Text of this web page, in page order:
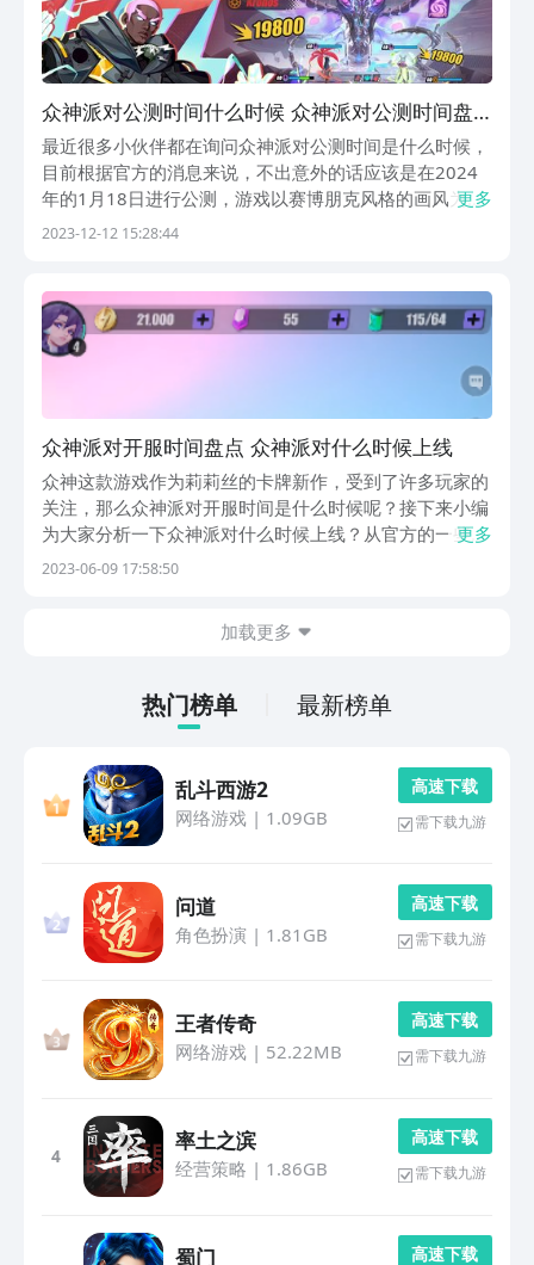
众神派对公测时间什么时候 众神派对公测时间盘
点
最近很多小伙伴都在询问众神派对公测时间是什么时候，
目前根据官方的消息来说，不出意外的话应该是在2024
年的1月18日进行公测，游戏以赛博朋克风格的画风为
主，画面精致异常，角色也十分生动形象，给大家打造了
更多
2023-12-12 15:28:44
众神派对开服时间盘点 众神派对什么时候上线
众神这款游戏作为莉莉丝的卡牌新作，受到了许多玩家的
关注，那么众神派对开服时间是什么时候呢？接下来小编
为大家分析一下众神派对什么时候上线？从官方的一些简
介和画面可以看到，这款游戏的制作还是非常引人注目
更多
2023-06-09 17:58:50
加载更多
热门榜单 最新榜单
乱斗西游2
网络游戏| 1.09GB
高 速 下 载
需下载九游
问道
角色扮演 | 1.81GB
高 速 下 载
需下载九游
王者传奇
网络游戏| 52.22MB
高 速 下 载
需下载九游
4
率土之滨
经营策略 | 1.86GB
高 速 下 载
需下载九游
蜀门 高 速 下 载